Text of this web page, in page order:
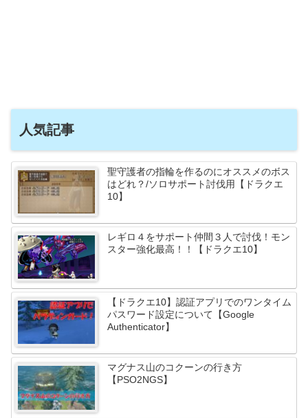
人気記事
聖守護者の指輪を作るのにオススメのボス
はどれ？/ソロサポート討伐用【ドラクエ
10】
レギロ４をサポート仲間３人で討伐！モン
スター強化最高！！【ドラクエ10】
【ドラクエ10】認証アプリでのワンタイム
パスワード設定について【Google
Authenticator】
マグナス山のコクーンの行き方
【PSO2NGS】